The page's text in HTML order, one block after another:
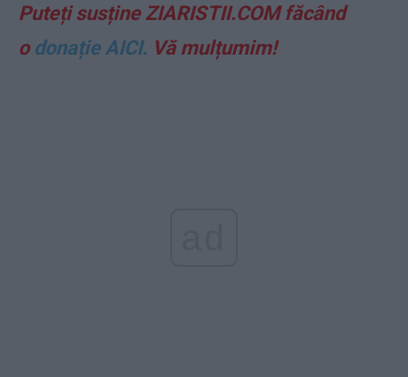
Puteți susține ZIARISTII.COM făcând
o donație AICI. Vă mulțumim!